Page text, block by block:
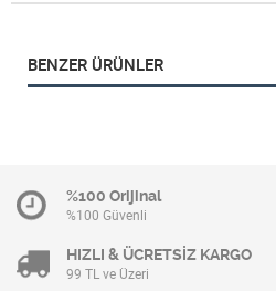
BENZER ÜRÜNLER
%100 Orijinal
%100 Güvenli
HIZLI & ÜCRETSİZ KARGO
99 TL ve Üzeri